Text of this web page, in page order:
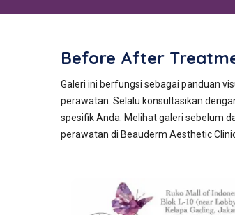
Before After
Galeri ini berfungsi sebagai panduan
perawatan. Selalu konsultasikan
spesifik Anda. Melihat galeri sebelum
perawatan di Beauderm Aesthetic